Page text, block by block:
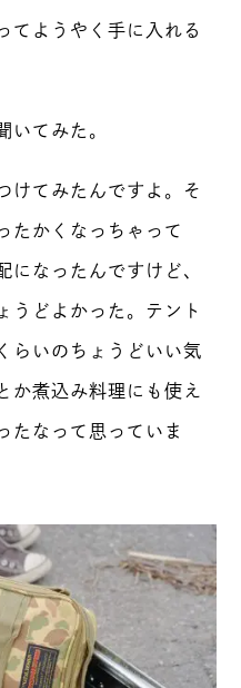
てようやく手に入れる
てみた。
けてみたんですよ。そ
たかくなっちゃって
になったんですけど、
うどよかった。テント
らいのちょうどいい気
か煮込み料理にも使え
たなって思っていま